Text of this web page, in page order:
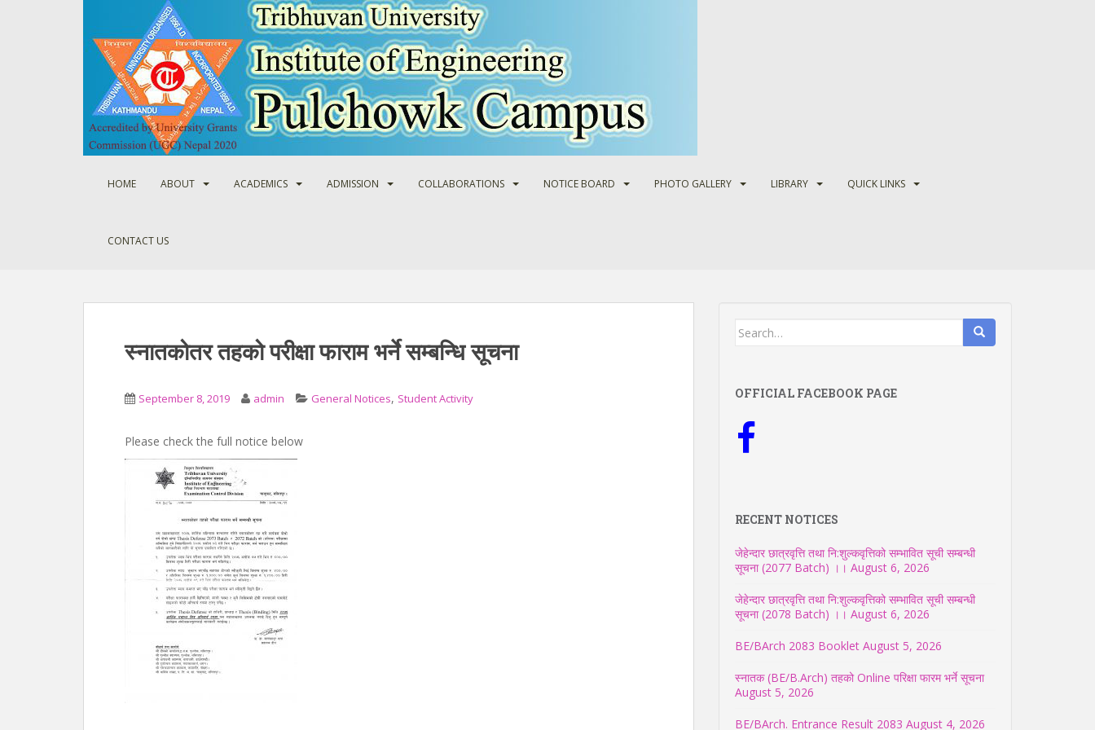
HOME ABOUT ACADEMICS ADMISSION COLLABORATIONS NOTICE BOARD PHOTO GALLERY LIBRARY QUICK LINKS
CONTACT US
स्नातकोतर तहको परीक्षा फाराम भर्ने सम्बन्धि सूचना
September 8, 2019 admin General Notices, Student Activity
Please check the full notice below
Search
OFFICIAL FACEBOOK PAGE
RECENT NOTICES
जेहेन्दार छात्रवृत्ति तथा नि:शुल्कवृत्तिको सम्भावित सूची सम्बन्धी
सूचना (2077 Batch) ।। August 6, 2026
जेहेन्दार छात्रवृत्ति तथा नि:शुल्कवृत्तिको सम्भावित सूची सम्बन्धी
सूचना (2078 Batch) ।। August 6, 2026
BE/BArch 2083 Booklet August 5, 2026
स्नातक (BE/B.Arch) तहको Online परिक्षा फारम भर्ने सूचना
August 5, 2026
BE/BArch. Entrance Result 2083 August 4, 2026